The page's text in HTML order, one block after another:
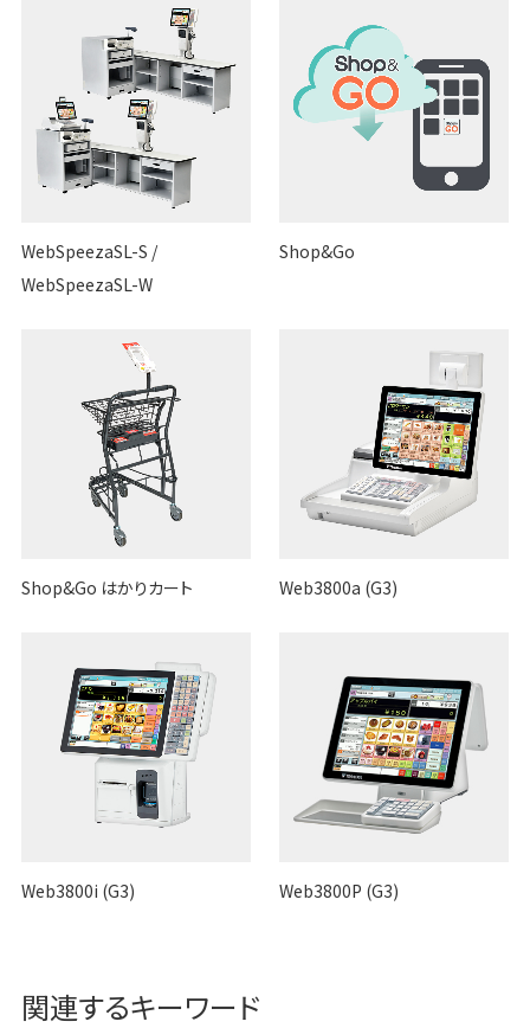
WebSpeezaSL-S /
WebSpeezaSL-W
Shop&Go
Shop&Go はかりカート Web3800a (G3)
Web3800i (G3) Web3800P (G3)
関連するキーワード